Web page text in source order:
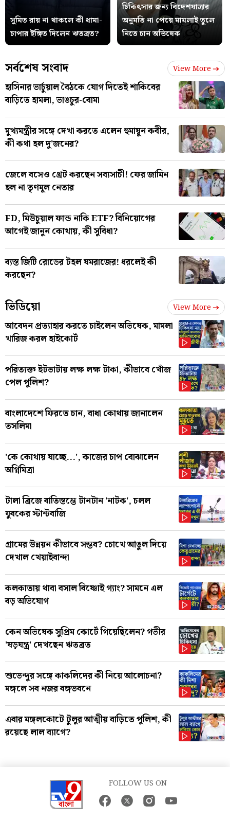
সুমিত রায় না থাকলে কী ধামা-
চাপার ইঙ্গিত দিলেন ঋতব্রত?
চিকিৎসার জন্য বিদেশযাত্রার
অনুমতি না পেয়ে মামলাই তুলে
নিতে চান অভিষেক
সর্বশেষ সংবাদ View More
হাসিনার ভার্চুয়াল বৈঠকে যোগ দিতেই শাকিবের
বাড়িতে হামলা, ভাঙচুর-বোমা
মুখ্যমন্ত্রীর সঙ্গে দেখা করতে এলেন হুমায়ুন কবীর,
কী কথা হল দু'জনের?
জেলে বসেও থ্রেট করছেন সব্যসাচী! ফের জামিন
হল না তৃণমূল নেতার
FD, মিউচুয়াল ফান্ড নাকি ETF? বিনিয়োগের
আগেই জানুন কোথায়, কী সুবিধা?
ব্যস্ত জিটি রোডের টহল যমরাজের! ধরলেই কী
করছেন?
ভিডিয়ো View More
আবেদন প্রত্যাহার করতে চাইলেন অভিষেক, মামলা
খারিজ করল হাইকোর্ট
পরিত্যক্ত ইটভাটায় লক্ষ লক্ষ টাকা, কীভাবে খোঁজ
পেল পুলিশ?
বাংলাদেশে ফিরতে চান, বাধা কোথায় জানালেন
তসলিমা
'কে কোথায় যাচ্ছে...', কাজের চাপ বোঝালেন
অগ্নিমিত্রা
টালা ব্রিজে বাতিস্তম্ভে টানটান 'নাটক', চলল
যুবকের স্টান্টবাজি
গ্রামের উন্নয়ন কীভাবে সম্ভব? চোখে আঙুল দিয়ে
দেখাল খেয়াইবান্দা
কলকাতায় থাবা বসাল বিষ্ণোই গ্যাং? সামনে এল
বড় অভিযোগ
কেন অভিষেক সুপ্রিম কোর্টে গিয়েছিলেন? গভীর
'ষড়যন্ত্র' দেখছেন ঋতব্রত
শুভেন্দুর সঙ্গে কাকলিদের কী নিয়ে আলোচনা?
মঙ্গলে সব নজর বঙ্গভবনে
এবার মঙ্গলকোটে টুলুর আত্মীয় বাড়িতে পুলিশ, কী
রয়েছে লাল ব্যাগে?
FOLLOW US ON